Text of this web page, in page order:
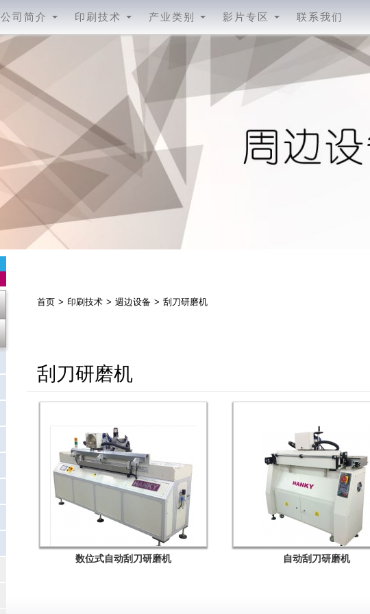
公司简介 印刷技术 产业类别 影片专区 联系我们
首页 印刷技术 週边设备 刮刀研磨机
刮刀研磨机
数位式自动刮刀研磨机 自动刮刀研磨机